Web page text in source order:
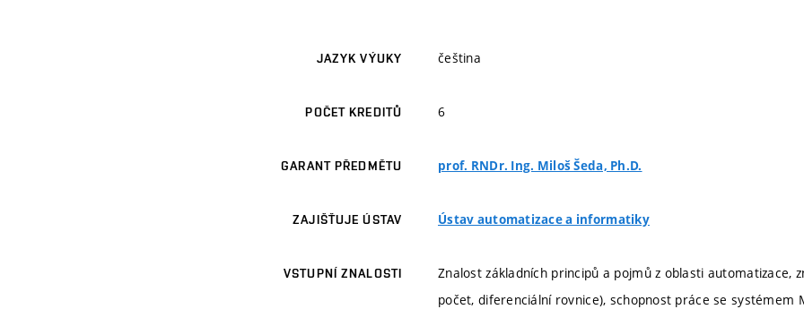
JAZYK VÝUKY čeština
POČET KREDITŮ 6
GARANT PŘEDMĚTU prof. RNDr. Ing. Miloš Šeda, Ph.D.
ZAJIŠŤUJE ÚSTAV Ústav automatizace a informatiky
VSTUPNÍ ZNALOSTI
Znalost základních principů a pojmů z oblasti
počet, diferenciální rovnice), schopnost práce se systémem